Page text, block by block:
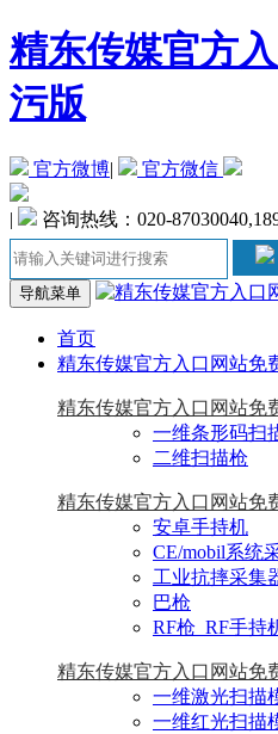
精东传媒官方
污版
官方微博| 官方微信
| 咨询热线：020-
导航菜单
首页
精东传媒官方入口网站免
精东传媒官方入口网站免
一维条形码扫
二维扫描枪
精东传媒官方入口网站免
安卓手持机
CE/mobil系统
工业抗摔采集
巴枪
RF枪_RF手持
精东传媒官方入口网站免
一维激光扫描
一维红光扫描